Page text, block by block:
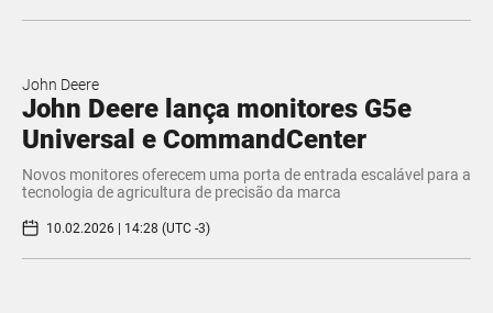
John Deere
John Deere lança monitores G5e
Universal e CommandCenter
Novos monitores oferecem uma porta de entrada escalável para a
tecnologia de agricultura de precisão da marca
10.02.2026 | 14:28 (UTC -3)